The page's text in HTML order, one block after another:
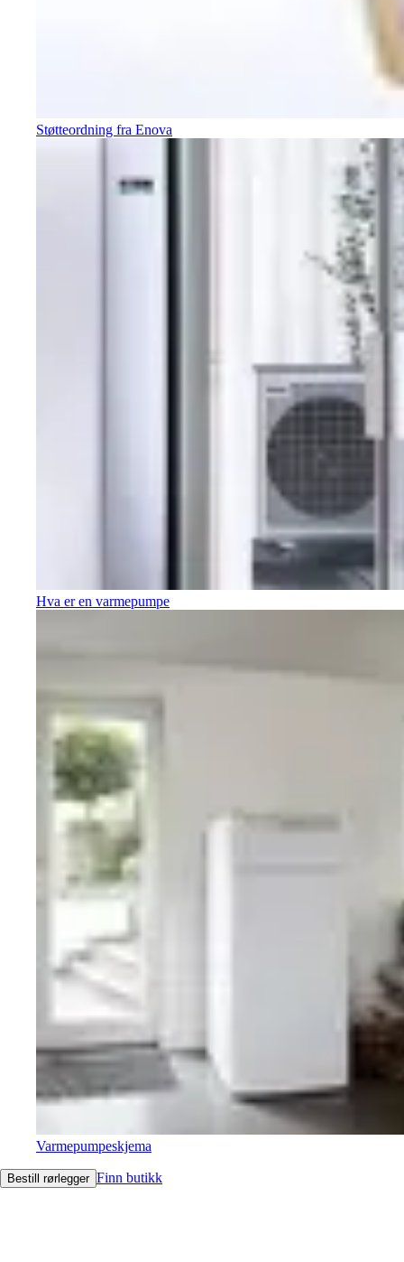
Støtteordning fra Enova
Hva er en varmepumpe
Varmepumpeskjema
Bestill rørlegger Finn butikk